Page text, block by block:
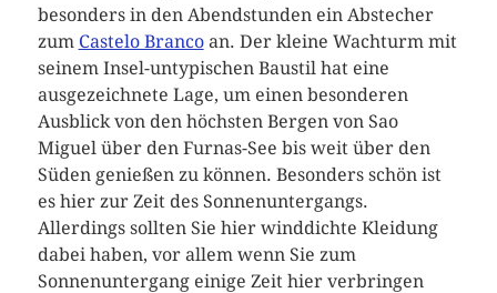
besonders in den Abendstunden ein Abstecher
zum Castelo Brancoan. Der kleine Wachturm mit
seinem Insel-untypischen Baustil hat eine
ausgezeichnete Lage, um einen besonderen
Ausblick von den höchsten Bergen von Sao
Miguel über den Furnas-See bis weit über den
Süden genießen zu können. Besonders schön ist
es hier zur Zeit des Sonnenuntergangs.
Allerdings sollten Sie hier winddichte Kleidung
dabei haben, vor allem wenn Sie zum
Sonnenuntergang einige Zeit hier verbringen